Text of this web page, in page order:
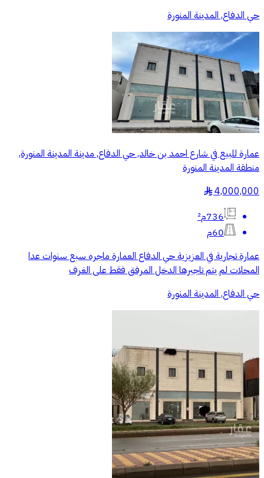
حي الدفاع, المدينة المنورة
عمارة للبيع في شارع احمد بن خالد, حي الدفاع, مدينة المدينة المنورة,
منطقة المدينة المنورة
4,000,000
§
736م²
60م
عمارة تجارية في العزيزية حي الدفاع العمارة ماجره سبع سنوات عدا
المحلات لم يتم تاجيرها الدخل المرفق فقط على الغرف
حي الدفاع, المدينة المنورة